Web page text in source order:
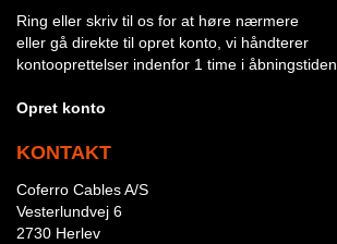
Ring eller skriv til os for at høre nærmere
eller gå direkte til opret konto, vi håndterer
kontooprettelser indenfor 1 time i åbningstiden.
Opret konto
KONTAKT
Coferro Cables A/S
Vesterlundvej 6
2730 Herlev